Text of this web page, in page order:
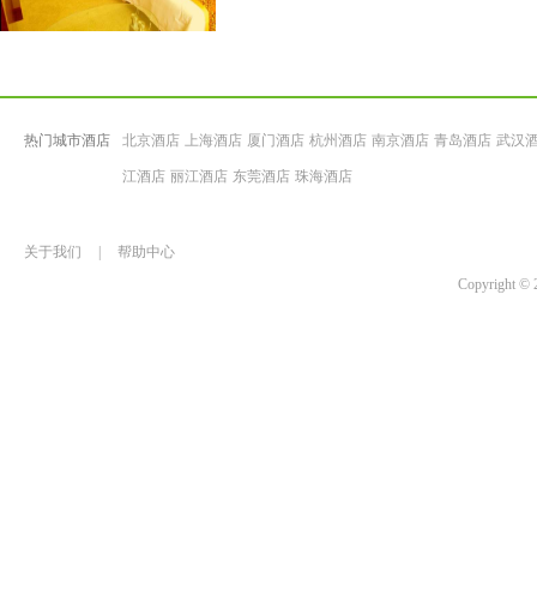
热门城市酒店 北京酒店 上海酒店 厦门酒店 杭州酒店 南京酒店 青岛酒店 武汉
江酒店 丽江酒店 东莞酒店 珠海酒店
关于我们
帮助中心
Copyright ©